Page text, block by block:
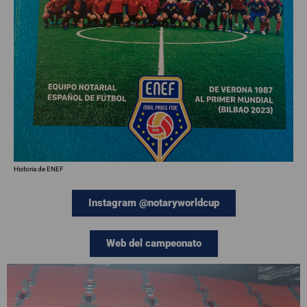
Historia de ENEF
Instagram @notaryworldcup
Web del campeonato